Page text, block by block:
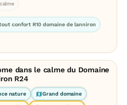
confort R10 domaine de lanniron
dans le calme du Domaine
R24
nature Grand domaine